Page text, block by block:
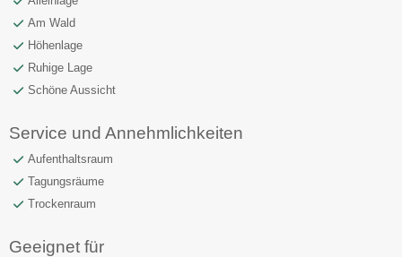
Am Wald
Höhenlage
Ruhige Lage
Schöne Aussicht
Service und Annehmlichkeiten
Aufenthaltsraum
Tagungsräume
Trockenraum
Geeignet für